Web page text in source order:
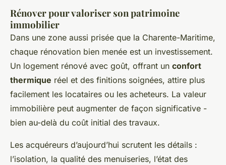
Rénover pour valoriser son patrimoine
immobilier
Dans une zone aussi prisée que la Charente-Maritime,
chaque rénovation bien menée est un investissement.
Un logement rénové avec goût, offrant un confort
thermique réel et des finitions soignées, attire plus
facilement les locataires ou les acheteurs. La valeur
immobilière peut augmenter de façon significative -
bien au-delà du coût initial des travaux.
Les acquéreurs d’aujourd’hui scrutent les détails :
l’isolation, la qualité des menuiseries, l’état des